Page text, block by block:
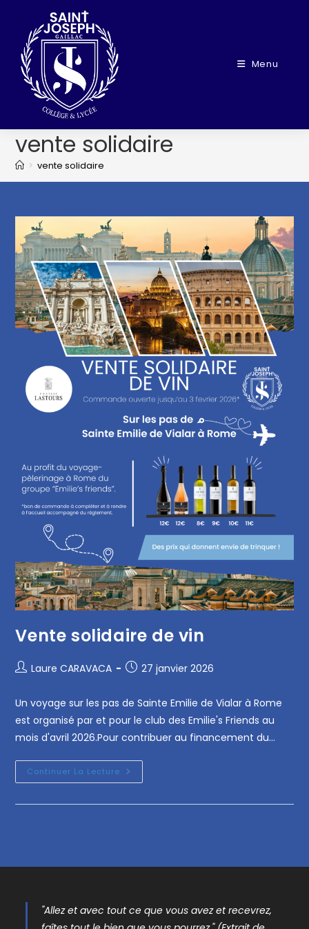
Menu
vente solidaire
> vente solidaire
Vente solidaire de vin
Laure CARAVACA 27 janvier 2026
Un voyage sur les pas de Sainte Emilie de Vialar à Rome
est organisé par et pour le club des Emilie's Friends au
mois d'avril 2026.Pour contribuer au financement du…
Continuer La Lecture
"Allez et avec tout ce que vous avez et recevrez,